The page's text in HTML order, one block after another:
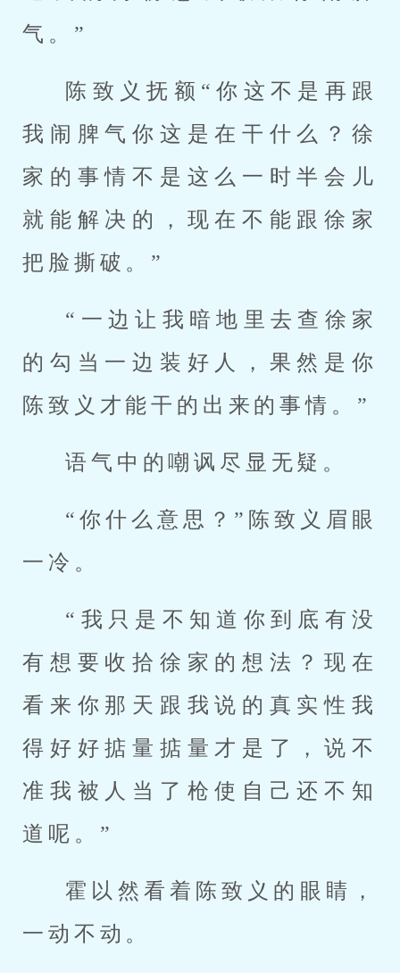
气。”
陈致义抚额“你这不是再跟
我闹脾气你这是在干什么？徐
家的事情不是这么一时半会儿
就能解决的，现在不能跟徐家
把脸撕破。”
“一边让我暗地里去查徐家
的勾当一边装好人，果然是你
陈致义才能干的出来的事情。”
语气中的嘲讽尽显无疑。
“你什么意思？”陈致义眉眼
一冷。
“我只是不知道你到底有没
有想要收拾徐家的想法？现在
看来你那天跟我说的真实性我
得好好掂量掂量才是了，说不
准我被人当了枪使自己还不知
道呢。”
霍以然看着陈致义的眼睛，
一动不动。